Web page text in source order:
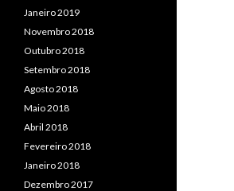
Janeiro 2019
Novembro 2018
Outubro 2018
Setembro 2018
Agosto 2018
Maio 2018
Abril 2018
Fevereiro 2018
Janeiro 2018
Dezembro 2017